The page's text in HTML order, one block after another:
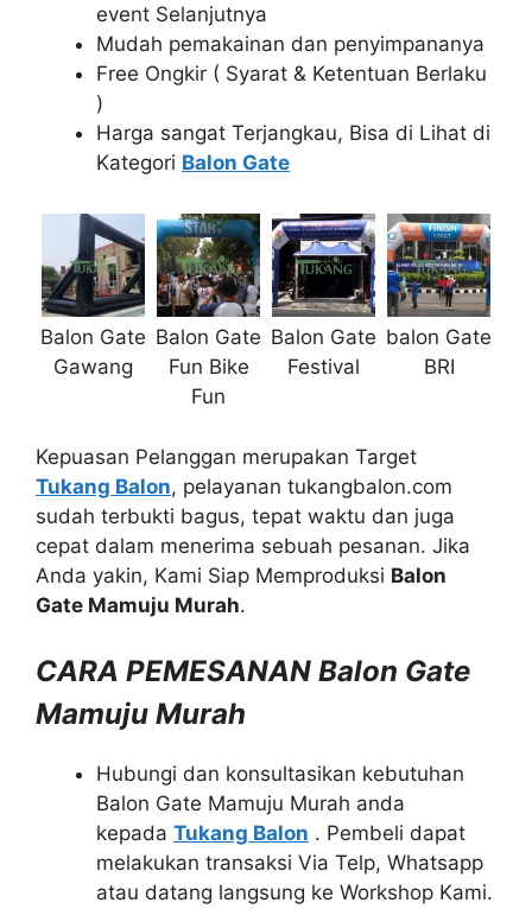
event Selanjutnya
Mudah pemakainan dan penyimpananya
Free Ongkir ( Syarat & Ketentuan Berlaku
)
Harga sangat Terjangkau, Bisa di Lihat di
Kategori Balon Gate
Balon Gate
Gawang
Balon Gate
Fun Bike
Fun
Balon Gate
Festival
balon Gate
BRI
Kepuasan Pelanggan merupakan Target
Tukang Balon, pelayanan tukangbalon.com
sudah terbukti bagus, tepat waktu dan juga
cepat dalam menerima sebuah pesanan. Jika
Anda yakin, Kami Siap Memproduksi Balon
Gate Mamuju Murah.
CARA PEMESANAN Balon Gate
Mamuju Murah
Hubungi dan konsultasikan kebutuhan
Balon Gate Mamuju Murah anda
kepada Tukang Balon . Pembeli dapat
melakukan transaksi Via Telp, Whatsapp
atau datang langsung ke Workshop Kami.